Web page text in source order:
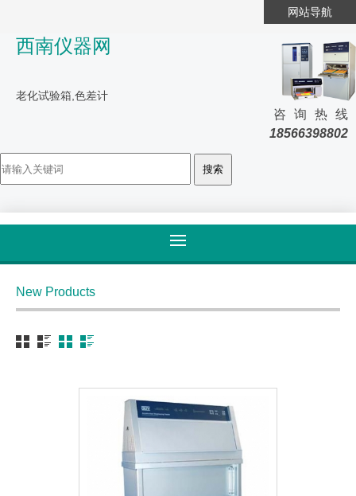
网站导航
西南仪器网
老化试验箱,色差计
咨询热线
18566398802
电子电器
New Products